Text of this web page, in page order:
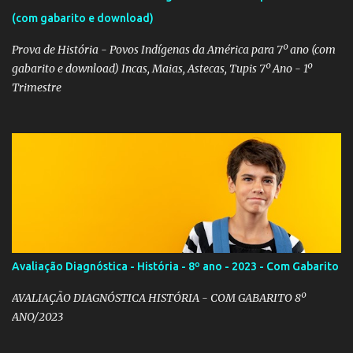
(com gabarito e download)
Prova de História - Povos Indígenas da América para 7º ano (com
gabarito e download) Incas, Maias, Astecas, Tupis 7º Ano - 1º
Trimestre
Avaliação Diagnóstica - História - 8º ano - 2023 - Com Gabarito
AVALIAÇÃO DIAGNÓSTICA HISTÓRIA - COM GABARITO 8º
ANO/2023